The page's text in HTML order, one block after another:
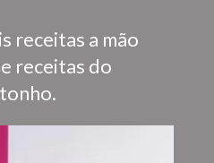
receitas a mão
receitas do